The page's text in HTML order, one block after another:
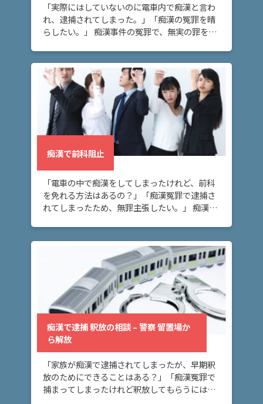
「実際にはしていないのに電車内で痴漢と言わ
れ、逮捕されてしまった。」「痴漢の冤罪を晴
らしたい。」 痴漢事件の冤罪で、無実の罪を晴
し無罪判 […]
痴漢で前科阻止
「電車の中で痴漢をしてしまったけれど、前科
を免れる方法はあるの？」「痴漢冤罪で逮捕さ
れてしまったため、無罪主張したい。」 痴漢事
て、実際 […]
痴漢で逮捕 釈放の相談 – 警察 留置場か
ら解放
「家族が痴漢で逮捕されてしまったが、早期釈
放のためにできることはある？」「痴漢冤罪で
捕まってしまったけれど釈放してもらうにはど